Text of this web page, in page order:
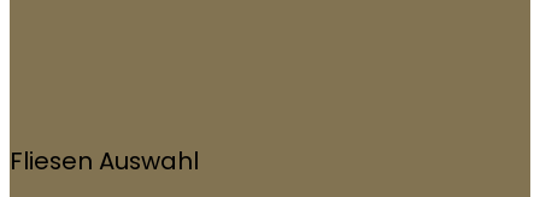
Fliesen Auswahl